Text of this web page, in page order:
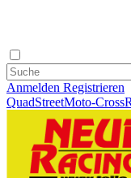
Anmelden Registrieren
QuadStreetMoto-Cross